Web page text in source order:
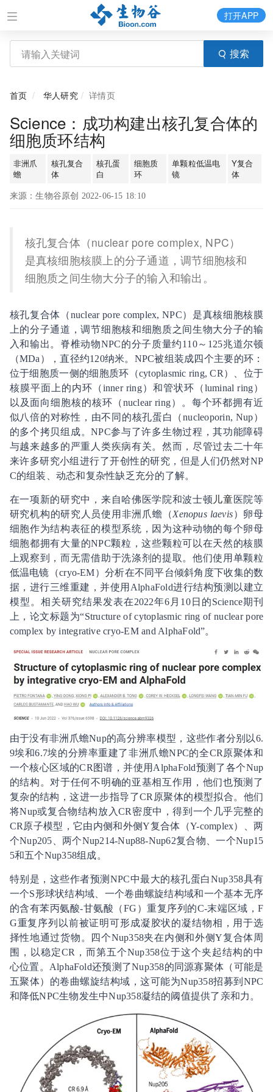
搜索
打开APP
首页 华人研究 详情页
Science：成功构建出核孔复合体的
细胞质环结构
非洲爪
蟾
核孔复合
体
核孔蛋
白
细胞质
环
单颗粒低温电
镜
Y复合
体
来源：生物谷原创 2022-06-15 18:10
核孔复合体（nuclear pore complex, NPC）
是真核细胞核膜上的分子通道，调节细胞核和
细胞质之间生物大分子的输入和输出。
核孔复合体（nuclear pore complex, NPC）是真核细胞核膜
上的分子通道，调节细胞核和细胞质之间生物大分子的输
入和输出。脊椎动物NPC的分子质量约110～125兆道尔顿
（MDa），直径约120纳米。NPC被组装成四个主要的环：
位于细胞质一侧的细胞质环（cytoplasmic ring, CR）、位于
核膜平面上的内环（inner ring）和管状环（luminal ring）
以及面向细胞核的核环（nuclear ring）。每个环都拥有近
似八倍的对称性，由不同的核孔蛋白（nucleoporin, Nup）
的多个拷贝组成。NPC参与了许多生物过程，其功能障碍
与越来越多的严重人类疾病有关。然而，尽管过去二十年
来许多研究小组进行了开创性的研究，但是人们仍然对NP
C的组装、动态和复杂性缺乏充分的了解。
在一项新的研究中，来自哈佛医学院和波士顿 儿童医院等
研究机构的研究人员使用非洲爪蟾（Xenopus laevis）卵母
细胞作为结构表征的模型系统，因为这种动物的每个卵母
细胞都拥有大量的NPC颗粒，这些颗粒可以在天然的核膜
上观察到，而无需借助于洗涤剂的提取。他们使用单颗粒
低温电镜（cryo-EM）分析在不同平台倾斜角度下收集的数
据，进行三维重建，并使用AlphaFold进行结构预测以建立
模型。相关研究结果发表在2022年6月10日的Science期刊
上，论文标题为“Structure of cytoplasmic ring of nuclear pore
complex by integrative cryo-EM and AlphaFold”。
由于没有非洲爪蟾Nup的高分辨率模型，这些作者分别以6.
9埃和6.7埃的分辨率重建了非洲爪蟾NPC的全CR原聚体和
一个核心区域的CR图谱，并使用AlphaFold预测了各个Nup
的结构。对于任何不明确的亚基相互作用，他们也预测了
复杂的结构，这进一步指导了CR原聚体的模型拟合。他们
将Nup或复合物结构放入CR密度中，得到一个几乎完整的
CR原子模型，它由内侧和外侧Y复合体（Y-complex）、两
个Nup205、两个Nup214-Nup88-Nup62复合物、一个Nup15
5和五个Nup358组成。
特别是，这些作者预测NPC中最大的核孔蛋白Nup358具有
一个S形球状结构域、一个卷曲螺旋结构域和一个基本无序
的含有苯丙氨酸-甘氨酸（FG）重复序列的C-末端区域，F
G重复序列以前被证明可形成凝胶状的凝结物相，用于选
择性地通过货物。四个Nup358夹在内侧和外侧Y复合体周
围，以稳定CR，而第五个Nup358位于这个夹起结构的中
心位置。AlphaFold还预测了Nup358的同源寡聚体（可能是
五聚体）的卷曲螺旋结构域，这可能为Nup358招募到NPC
和降低NPC生物发生中Nup358凝结的阈值提供了亲和力。